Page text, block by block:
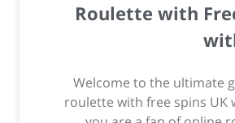
Roulette with
Welcome to the ultimate
roulette with free spins UK